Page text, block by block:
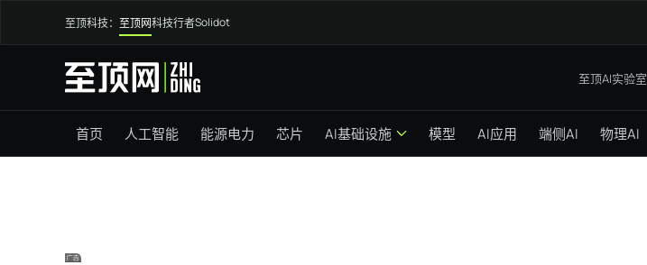
至顶科技： 至顶网科技行者Solidot
至顶AI实验室
首页 人工智能 能源电力 芯片 AI基础设施 模型 AI应用 端侧AI 物理AI